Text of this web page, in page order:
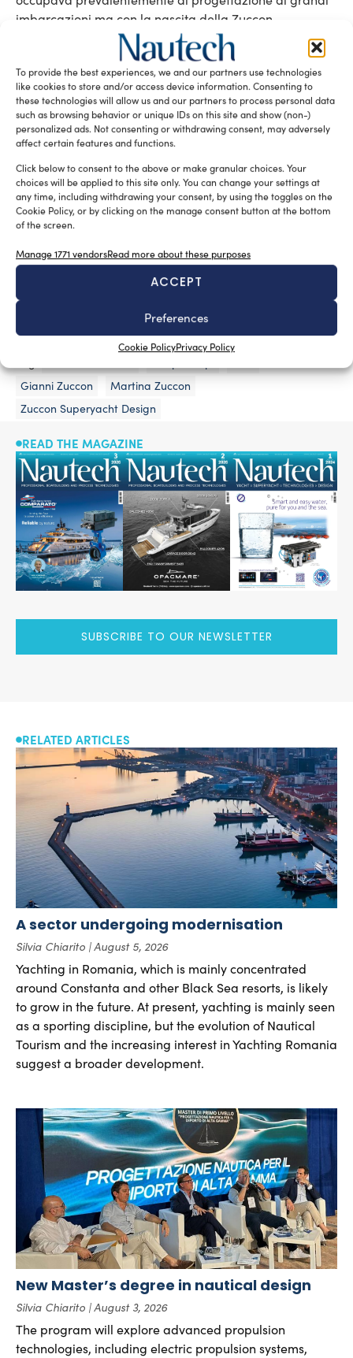
To provide the best experiences, we and our partners use technologies
like cookies to store and/or access device information. Consenting to
these technologies will allow us and our partners to process personal data
such as browsing behavior or unique IDs on this site and show (non-)
personalized ads. Not consenting or withdrawing consent, may adversely
affect certain features and functions.
Click below to consent to the above or make granular choices. Your
choices will be applied to this site only. You can change your settings at
any time, including withdrawing your consent, by using the toggles on the
Cookie Policy, or by clicking on the manage consent button at the bottom
of the screen.
Manage 1771 vendorsRead more about these purposes
ACCEPT
Preferences
Cookie PolicyPrivacy Policy
imbarcazioni ma con la nascita della Zuccon
SuperYacht Design tale imegno progettuale viene
ulteriormente potenziato ed organizzato, mantenendo
sempre un forte legame con la storia, la tradizione e la
cultura progettuale della Zip. La mission della SYD è
ben precisa: dedicare esperienza e il know-how
accumulato in decenni di attività per cantieri sia italiani
che internazionali. E nel nuovo marchio, ZSYD
(SuperYachtDesign) unisce in una semplice struttura
due valori fondamentali: continuità e innovazione.
La Zuccon SuperYacht Design sarà soprattutto sotto la
Martina e Bernardo Zuccon, figli dei fondatori dello
studio, architetti ormai da diversi anni protagonisti attivi
nello studio di famiglia. Con la nuova generazione
parte la nuova storia, fatta di tradizione e di
sperimentazione.
Gianni Zuccon
Martina Zuccon
Zuccon Superyacht Design
READ THE MAGAZINE
SUBSCRIBE TO OUR NEWSLETTER
RELATED ARTICLES
A sector undergoing modernisation
Silvia Chiarito August 5, 2026
Yachting in Romania, which is mainly concentrated
around Constanta and other Black Sea resorts, is likely
to grow in the future. At present, yachting is mainly seen
as a sporting discipline, but the evolution of Nautical
Tourism and the increasing interest in Yachting Romania
suggest a broader development.
New Master’s degree in nautical design
Silvia Chiarito August 3, 2026
The program will explore advanced propulsion
technologies, including electric propulsion systems,